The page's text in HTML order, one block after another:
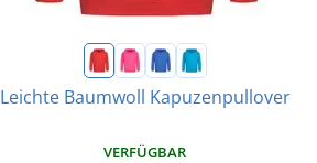
Leichte Baumwoll Kapuzenpullover
VERFÜGBAR